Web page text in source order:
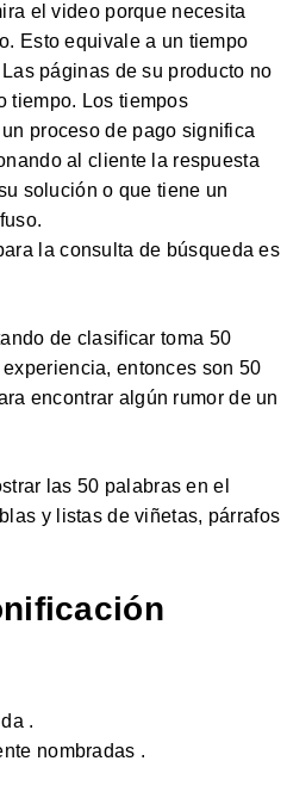
el video porque necesita
Esto equivale a un tiempo
páginas de su producto no
tiempo. Los tiempos
proceso de pago significa
al cliente la respuesta
solución o que tiene un
la consulta de búsqueda es
de clasificar toma 50
entonces son 50
encontrar algún rumor de un
las 50 palabras en el
y listas de viñetas, párrafos
.
nombradas .